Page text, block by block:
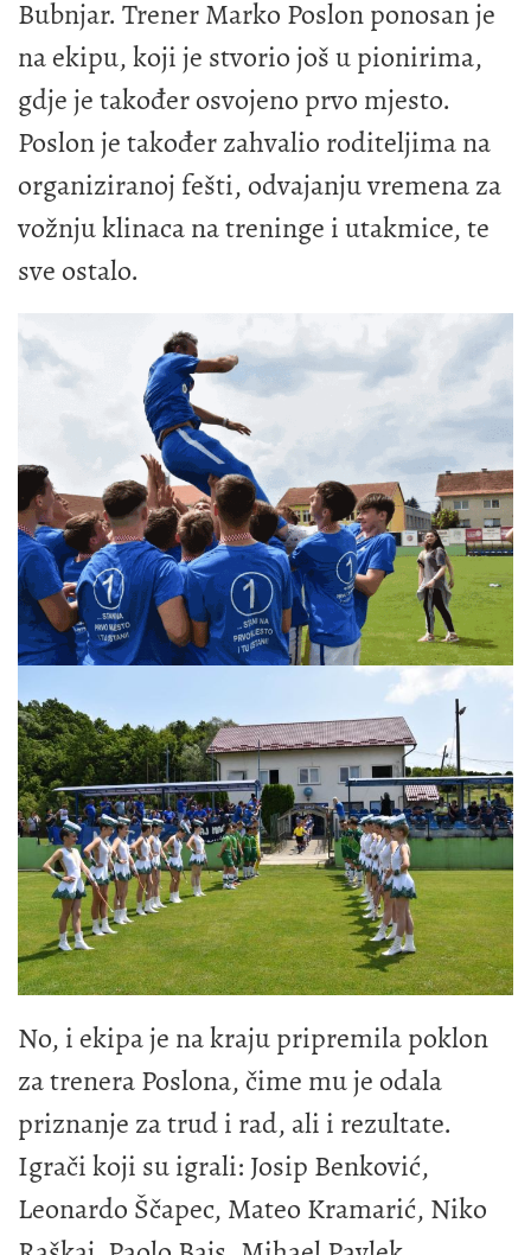
Bubnjar. Trener Marko Poslon ponosan je
na ekipu, koji je stvorio još u pionirima,
gdje je također osvojeno prvo mjesto.
Poslon je također zahvalio roditeljima na
organiziranoj fešti, odvajanju vremena za
vožnju klinaca na treninge i utakmice, te
sve ostalo.
No, i ekipa je na kraju pripremila poklon
za trenera Poslona, čime mu je odala
priznanje za trud i rad, ali i rezultate.
Igrači koji su igrali: Josip Benković,
Leonardo Ščapec, Mateo Kramarić, Niko